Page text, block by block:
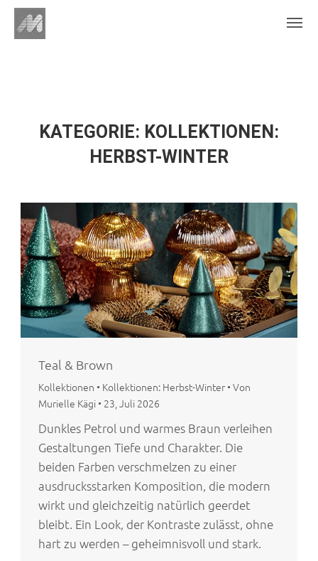
KATEGORIE: KOLLEKTIONEN:
HERBST-WINTER
Teal & Brown
Kollektionen • Kollektionen: Herbst-Winter •Von
Murielle Kägi • 23, Juli 2026
Dunkles Petrol und warmes Braun verleihen
Gestaltungen Tiefe und Charakter. Die
beiden Farben verschmelzen zu einer
ausdrucksstarken Komposition, die modern
wirkt und gleichzeitig natürlich geerdet
bleibt. Ein Look, der Kontraste zulässt, ohne
hart zu werden – geheimnisvoll und stark.